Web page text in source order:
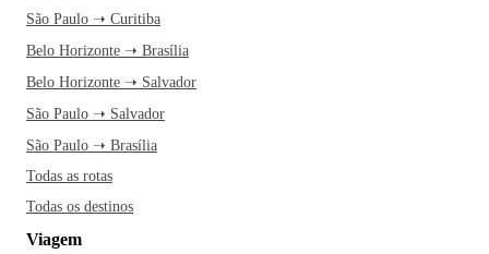
São Paulo ➝ Curitiba
Belo Horizonte ➝ Brasília
Belo Horizonte ➝ Salvador
São Paulo ➝ Salvador
São Paulo ➝ Brasília
Todas as rotas
Todas os destinos
Viagem